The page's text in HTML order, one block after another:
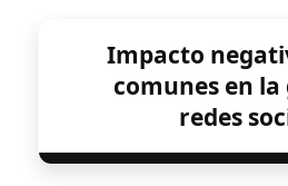
Impacto
comunes en
redes